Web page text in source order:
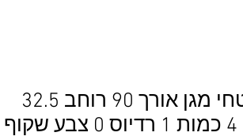
משטחי מגן אורך 90 רוחב 32.5